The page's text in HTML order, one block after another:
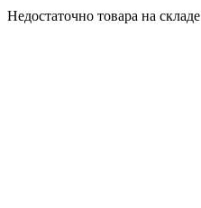
Недостаточно товара на складе